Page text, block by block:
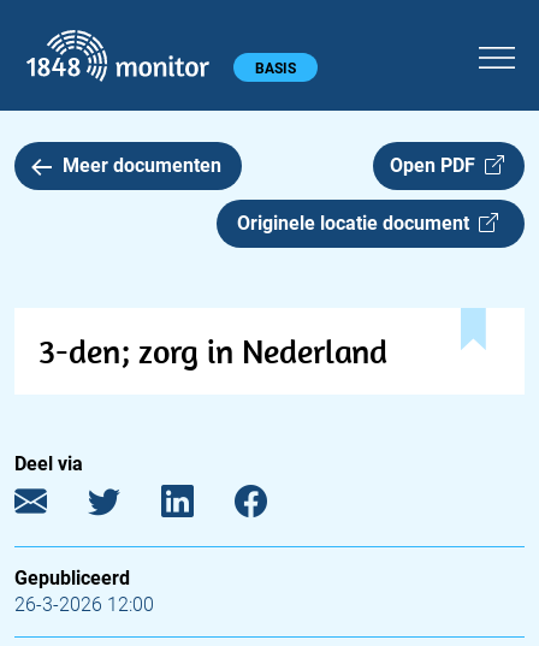
Hoofdmenu BASIS
Meer documenten Open PDF
Originele locatie document
3-den; zorg in Nederland
Deel via
Gepubliceerd
26-3-2026 12:00